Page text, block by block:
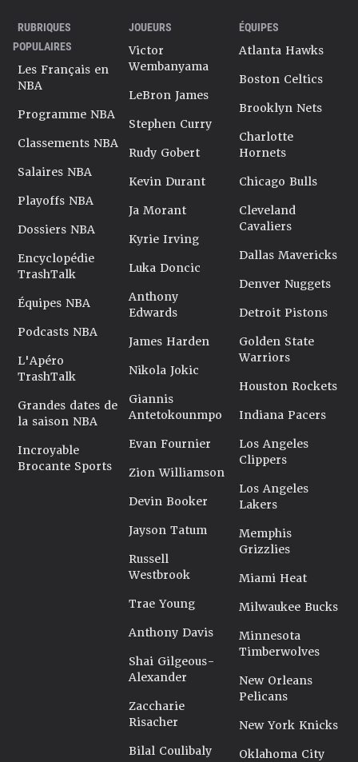
RUBRIQUES
POPULAIRES
Les Français en
NBA
Programme NBA
Classements NBA
Salaires NBA
Playoffs NBA
Dossiers NBA
Encyclopédie
TrashTalk
Équipes NBA
Podcasts NBA
L'Apéro
TrashTalk
Grandes dates de
la saison NBA
Incroyable
Brocante Sports
JOUEURS
Victor
Wembanyama
LeBron James
Stephen Curry
Rudy Gobert
Kevin Durant
Ja Morant
Kyrie Irving
Luka Doncic
Anthony
Edwards
James Harden
Nikola Jokic
Giannis
Antetokounmpo
Evan Fournier
Zion Williamson
Devin Booker
Jayson Tatum
Russell
Westbrook
Trae Young
Anthony Davis
Shai Gilgeous-
Alexander
Zaccharie
Risacher
Bilal Coulibaly
ÉQUIPES
Atlanta Hawks
Boston Celtics
Brooklyn Nets
Charlotte
Hornets
Chicago Bulls
Cleveland
Cavaliers
Dallas Mavericks
Denver Nuggets
Detroit Pistons
Golden State
Warriors
Houston Rockets
Indiana Pacers
Los Angeles
Clippers
Los Angeles
Lakers
Memphis
Grizzlies
Miami Heat
Milwaukee Bucks
Minnesota
Timberwolves
New Orleans
Pelicans
New York Knicks
Oklahoma City